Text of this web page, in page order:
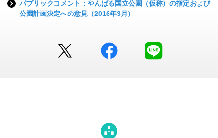
パブリックコメント：やんばる国立公園（仮称）の指定および
公園計画決定への意見（2016年3月）
facebook